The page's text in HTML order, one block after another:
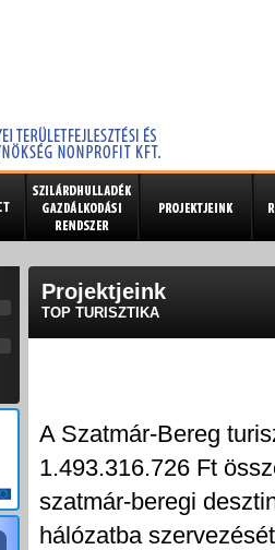
Projektjeink
TOP TURISZTIKA
A Szatmár-Bereg
1.493.316.726 Ft
szatmár-beregi
hálózatba